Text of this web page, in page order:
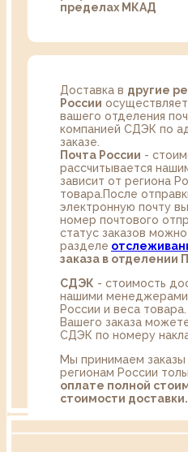
пределах МКАД
Доставка в другие
России
вашего отделения
компанией СДЭК по
заказе.
Почта России -
рассчитывается
зависит от региона
товара.После
электронную почту
номер почтового
статус заказов
разделе
заказа в отделении
СДЭК - стоимость
нашими менеджерами
России и веса
Вашего заказа
СДЭК по номеру
Мы принимаем заказы
регионам России
оплате полной
стоимости доставки.